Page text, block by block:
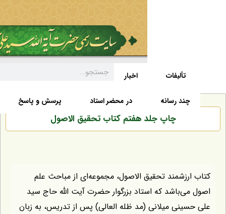
صفحه نخست زندگی نامه اخبار
پرسش و پاسخ در محضر استاد
چاپ جلد هفتم کتاب تحقیق الاصول
تحقیق الاصول، مجموعه‌ای از مباحث علم
که استاد بزرگوار حضرت آیت الله حاج سید
میلانی (مد ظله العالی) پس از تدریس، به زبان